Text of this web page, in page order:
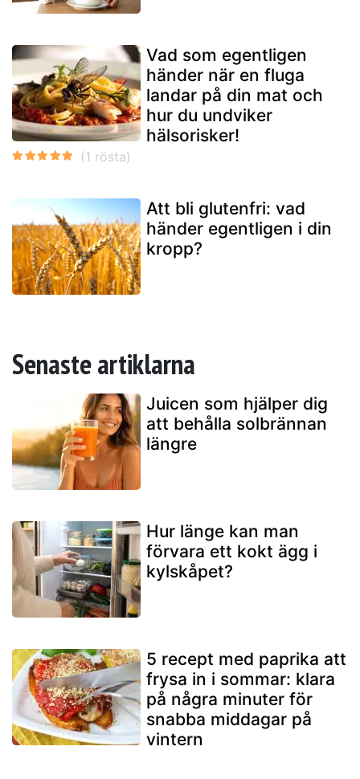
Vad som egentligen
händer när en fluga
landar på din mat och
hur du undviker
hälsorisker!
Att bli glutenfri: vad
händer egentligen i din
kropp?
Senaste artiklarna
Juicen som hjälper dig
att behålla solbrännan
längre
Hur länge kan man
förvara ett kokt ägg i
kylskåpet?
5 recept med paprika att
frysa in i sommar: klara
på några minuter för
snabba middagar på
vintern